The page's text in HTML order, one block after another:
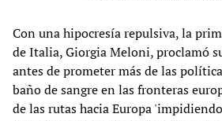
Con una hipocresía repulsiva, la
de Italia, Giorgia Meloni, proclamó
antes de prometer más de las
baño de sangre en las fronteras
de las rutas hacia Europa